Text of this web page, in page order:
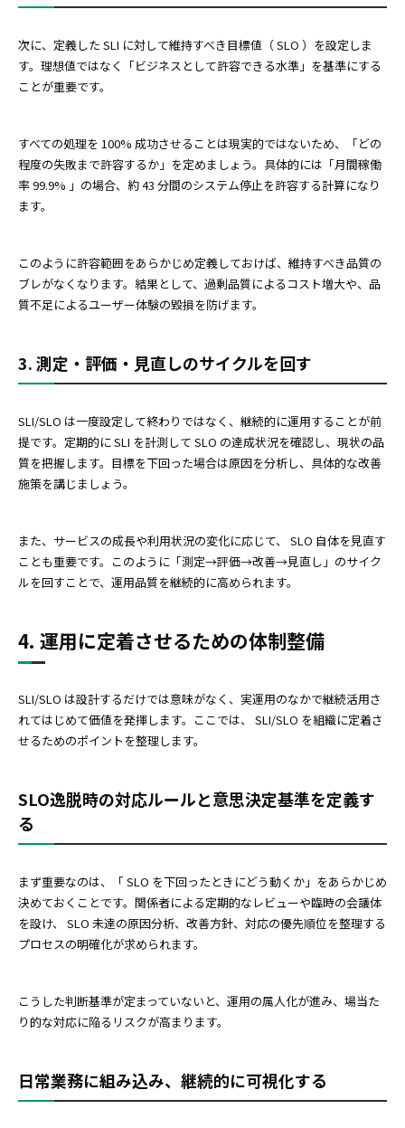
次に、定義した SLI に対して維持すべき目標値（ SLO ）を設定しま
す。理想値ではなく「ビジネスとして許容できる水準」を基準にする
ことが重要です。
すべての処理を 100% 成功させることは現実的ではないため、「どの
程度の失敗まで許容するか」を定めましょう。具体的には「月間稼働
率 99.9% 」の場合、約 43 分間のシステム停止を許容する計算になり
ます。
このように許容範囲をあらかじめ定義しておけば、維持すべき品質の
ブレがなくなります。結果として、過剰品質によるコスト増大や、品
質不足によるユーザー体験の毀損を防げます。
3. 測定・評価・見直しのサイクルを回す
SLI/SLO は一度設定して終わりではなく、継続的に運用することが前
提です。定期的に SLI を計測して SLO の達成状況を確認し、現状の品
質を把握します。目標を下回った場合は原因を分析し、具体的な改善
施策を講じましょう。
また、サービスの成長や利用状況の変化に応じて、 SLO 自体を見直す
ことも重要です。このように「測定→評価→改善→見直し」のサイク
ルを回すことで、運用品質を継続的に高められます。
4. 運用に定着させるための体制整備
SLI/SLO は設計するだけでは意味がなく、実運用のなかで継続活用さ
れてはじめて価値を発揮します。ここでは、 SLI/SLO を組織に定着さ
せるためのポイントを整理します。
SLO逸脱時の対応ルールと意思決定基準を定義す
る
まず重要なのは、「 SLO を下回ったときにどう動くか」をあらかじめ
決めておくことです。関係者による定期的なレビューや臨時の会議体
を設け、 SLO 未達の原因分析、改善方針、対応の優先順位を整理する
プロセスの明確化が求められます。
こうした判断基準が定まっていないと、運用の属人化が進み、場当た
り的な対応に陥るリスクが高まります。
日常業務に組み込み、継続的に可視化する